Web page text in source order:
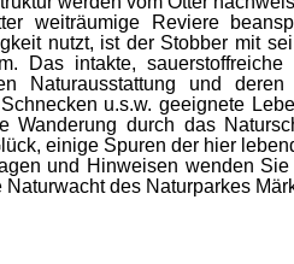
weiträumige Reviere
nutzt, ist der Stobber mit
Das intakte,
Naturausstattung und
u.s.w. geeignete
Wanderung durch das
einige Spuren der hier
und Hinweisen wenden
Naturwacht des Naturparkes